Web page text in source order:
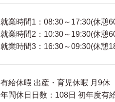
就業時間1：08:30～17:30(休憩
就業時間2：10:30～19:30(休憩
就業時間3：16:30～09:30(休憩
有給休暇 出産・育児休暇 月9休
年間休日日数：108日 初年度有